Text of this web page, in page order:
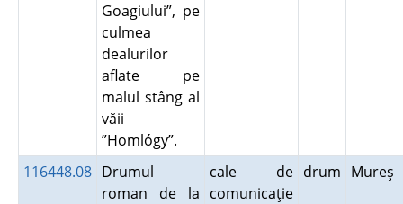
Goagiului”, pe
culmea
dealurilor
aflate pe
malul stâng al
văii
”Homlógy”.
116448.08 Drumul
roman de la
cale de
comunicaţie
drum Mureş